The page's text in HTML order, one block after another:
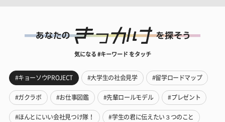
気になる #キーワード をタッチ
#キョーソウPROJECT #大学生の社会見学 #留学ロードマップ
#ガクラボ #お仕事図鑑 #先輩ロールモデル #プレゼント
#ほんとにいい会社見つけ隊！ #学生の君に伝えたい３つのこと